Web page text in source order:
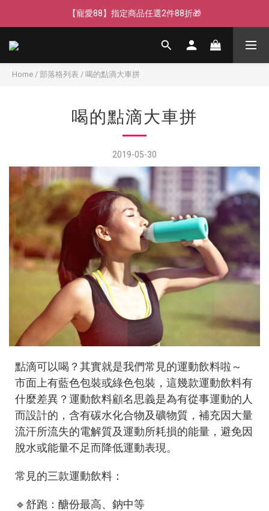
【寵愛88】指定商品任選2件88折🎁
【寵愛88】指定商品任選2件88折🎁
【新客獨享】新會員下單即送芒果青果膠🔥
Home / 部落格列表 / 喝的點滴大車拼
喝的點滴大車拼
2019-05-30
點滴可以喝？其實就是我們常見的運動飲料啦～
市面上有藍色包裝或綠色包裝，這幾款運動飲料有
什麼差異？運動飲料顧名思義是為有從事運動的人
而設計的，含有碳水化合物及礦物質，補充因大量
流汗所流失的電解質及運動所耗損的能量，避免因
脫水或能量不足而降低運動表現。
常見的三款運動飲料：
🔹舒跑：醣份最高、鈉中等